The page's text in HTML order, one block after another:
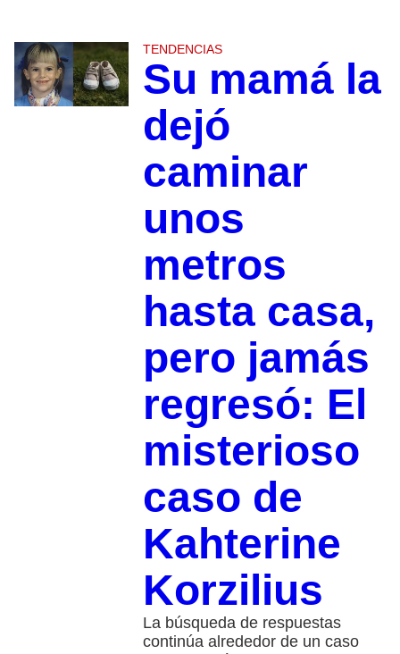
TENDENCIAS
Su mamá la
dejó
caminar
unos
metros
hasta casa,
pero jamás
regresó: El
misterioso
caso de
Kahterine
Korzilius
La búsqueda de respuestas
continúa alrededor de un caso